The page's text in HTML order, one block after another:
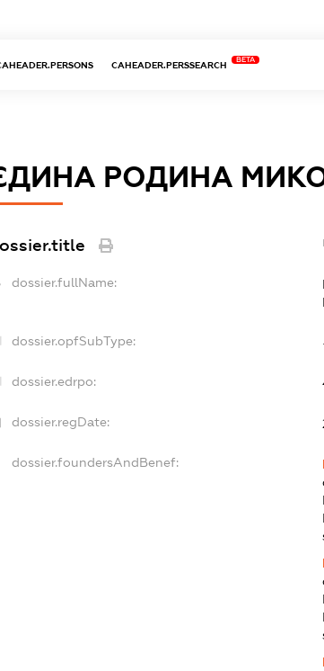
CAHEADER.PERSSEARCH
BETA
РОДИНА
dossier.fullName:
dossier.opfSubType:
dossier.edrpo:
dossier.regDate:
dossier.foundersAndBenef: